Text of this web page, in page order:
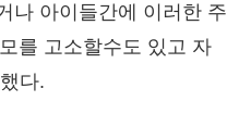
나 아이들간에 이러한 주
를 고소할수도 있고 자
다.